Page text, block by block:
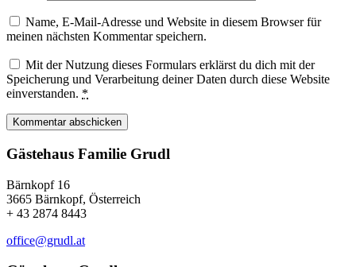
Name, E-Mail-Adresse und Website in diesem Browser für
meinen nächsten Kommentar speichern.
Mit der Nutzung dieses Formulars erklärst du dich mit der
Speicherung und Verarbeitung deiner Daten durch diese Website
einverstanden. *
Kommentar abschicken
Gästehaus Familie Grudl
Bärnkopf 16
3665 Bärnkopf, Österreich
+ 43 2874 8443
office@grudl.at